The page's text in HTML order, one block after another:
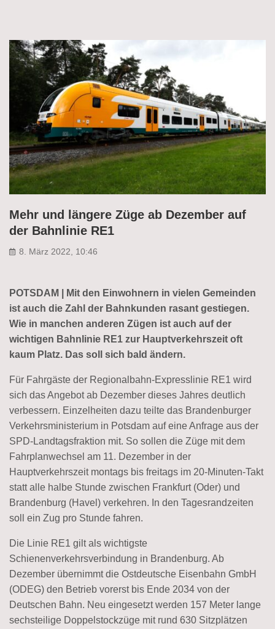
Mehr und längere Züge ab Dezember auf
der Bahnlinie RE1
8. März 2022, 10:46
POTSDAM | Mit den Einwohnern in vielen Gemeinden
ist auch die Zahl der Bahnkunden rasant gestiegen.
Wie in manchen anderen Zügen ist auch auf der
wichtigen Bahnlinie RE1 zur Hauptverkehrszeit oft
kaum Platz. Das soll sich bald ändern.
Für Fahrgäste der Regionalbahn-Expresslinie RE1 wird
sich das Angebot ab Dezember dieses Jahres deutlich
verbessern. Einzelheiten dazu teilte das Brandenburger
Verkehrsministerium in Potsdam auf eine Anfrage aus der
SPD-Landtagsfraktion mit. So sollen die Züge mit dem
Fahrplanwechsel am 11. Dezember in der
Hauptverkehrszeit montags bis freitags im 20-Minuten-Takt
statt alle halbe Stunde zwischen Frankfurt (Oder) und
Brandenburg (Havel) verkehren. In den Tagesrandzeiten
soll ein Zug pro Stunde fahren.
Die Linie RE1 gilt als wichtigste
Schienenverkehrsverbindung in Brandenburg. Ab
Dezember übernimmt die Ostdeutsche Eisenbahn GmbH
(ODEG) den Betrieb vorerst bis Ende 2034 von der
Deutschen Bahn. Neu eingesetzt werden 157 Meter lange
sechsteilige Doppelstockzüge mit rund 630 Sitzplätzen